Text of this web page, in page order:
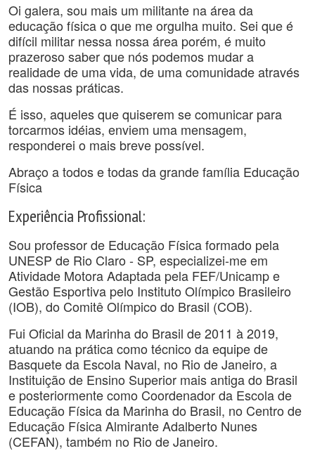
Oi galera, sou mais um militante na área da
educação física o que me orgulha muito. Sei que é
difícil militar nessa nossa área porém, é muito
prazeroso saber que nós podemos mudar a
realidade de uma vida, de uma comunidade através
das nossas práticas.
É isso, aqueles que quiserem se comunicar para
torcarmos idéias, enviem uma mensagem,
responderei o mais breve possível.
Abraço a todos e todas da grande família Educação
Física
Experiência Profissional:
Sou professor de Educação Física formado pela
UNESP de Rio Claro - SP, especializei-me em
Atividade Motora Adaptada pela FEF/Unicamp e
Gestão Esportiva pelo Instituto Olímpico Brasileiro
(IOB), do Comitê Olímpico do Brasil (COB).
Fui Oficial da Marinha do Brasil de 2011 à 2019,
atuando na prática como técnico da equipe de
Basquete da Escola Naval, no Rio de Janeiro, a
Instituição de Ensino Superior mais antiga do Brasil
e posteriormente como Coordenador da Escola de
Educação Física da Marinha do Brasil, no Centro de
Educação Física Almirante Adalberto Nunes
(CEFAN), também no Rio de Janeiro.